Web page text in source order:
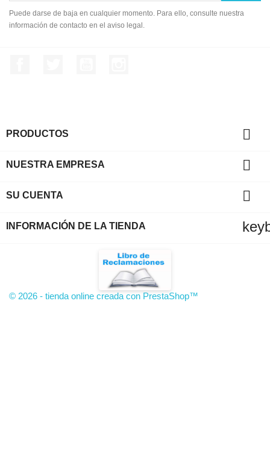
Puede darse de baja en cualquier momento. Para ello, consulte nuestra
información de contacto en el aviso legal.
PRODUCTOS 
NUESTRA EMPRESA 
SU CUENTA 
INFORMACIÓN DE LA TIENDA
© 2026 - tienda online creada con PrestaShop™